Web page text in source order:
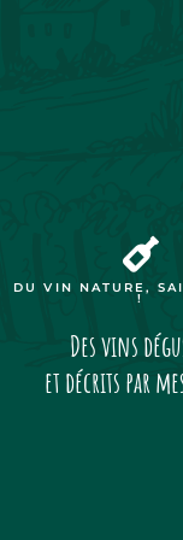
DU VIN NATURE,
!
Des vins
et décrits par